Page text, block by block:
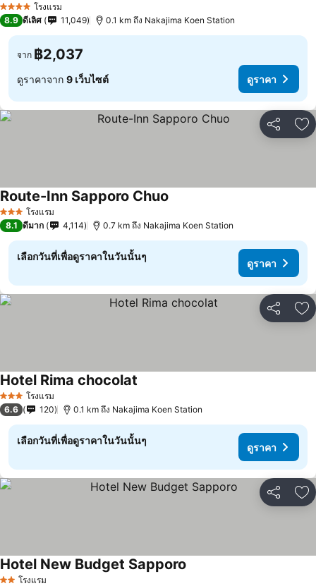
4 ดาว โรงแรม
8.9 ดีเลิศ 11,049 0.1 km ถึง Nakajima Koen Station
จาก ฿2,037
ดูราคาจาก 9 เว็บไซต์ ดูราคา
แชร์ เ
3 ดาว โรงแรม
Route-Inn Sapporo Chuo
8.1 ดีมาก 4,114 0.7 km ถึง Nakajima Koen Station
เลือกวันที่เพื่อดูราคาในวันนั้นๆ
ดูราคา
แชร์ เ
3 ดาว โรงแรม
Hotel Rima chocolat
6.6 120 0.1 km ถึง Nakajima Koen Station
เลือกวันที่เพื่อดูราคาในวันนั้นๆ
ดูราคา
แชร์ เ
โรงแรม
Hotel New Budget Sapporo